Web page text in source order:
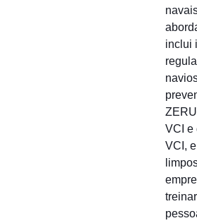
inclui
VCI e
VCI,